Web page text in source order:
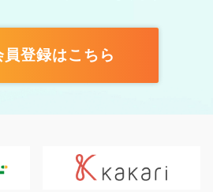
員登録はこちら